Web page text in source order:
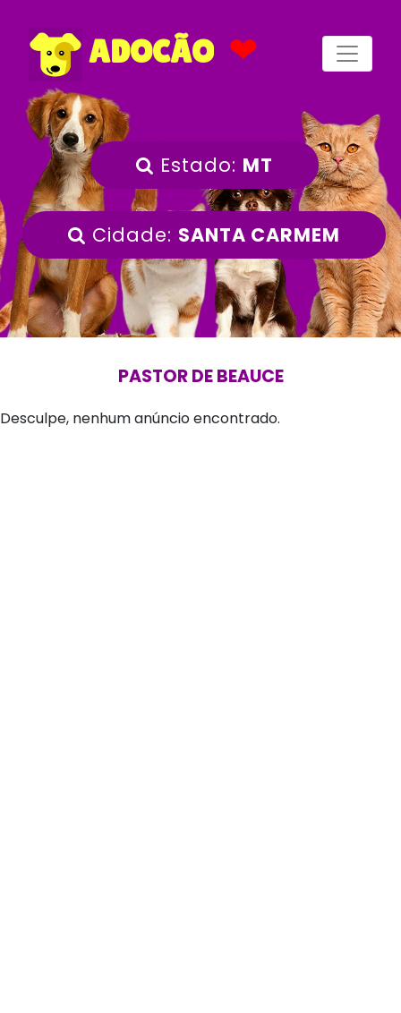
ADOCÃO ❤
Estado: MT
Cidade: SANTA CARMEM
PASTOR DE BEAUCE
Desculpe, nenhum anúncio encontrado.